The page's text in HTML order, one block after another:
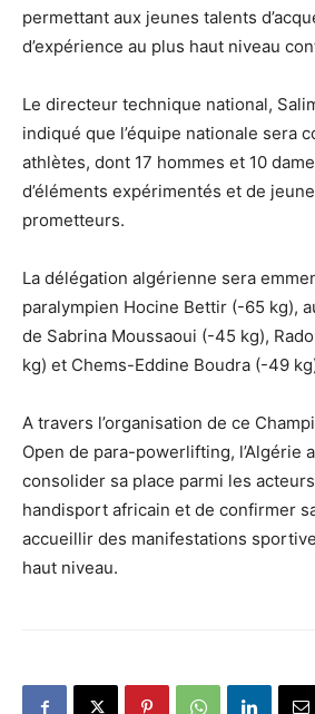
permettant aux jeunes talents
d’expérience au plus haut niveau
Le directeur technique national,
indiqué que l’équipe nationale sera
athlètes, dont 17 hommes et 10
d’éléments expérimentés et de
prometteurs.
La délégation algérienne sera
paralympien Hocine Bettir (-65 kg),
de Sabrina Moussaoui (-45 kg),
kg) et Chems-Eddine Boudra (-49
A travers l’organisation de ce
Open de para-powerlifting, l’Algérie
consolider sa place parmi les
handisport africain et de confirmer
accueillir des manifestations
haut niveau.